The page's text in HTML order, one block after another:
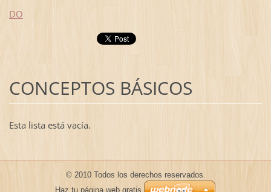
DO
CONCEPTOS BÁSICOS
Esta lista está vacía.
© 2010 Todos los derechos reservados.
Haz tu página web gratis